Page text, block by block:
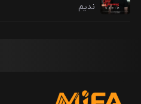
ندیم